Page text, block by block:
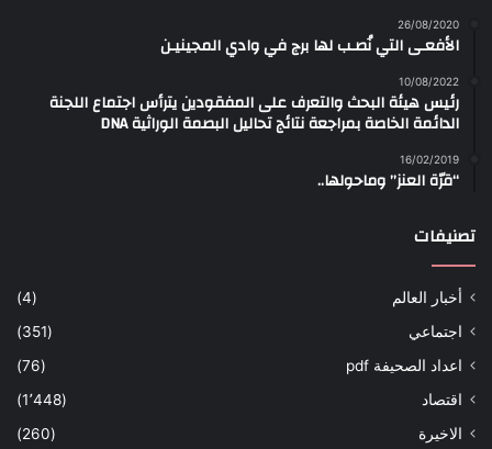
26/08/2020
الأفعـى التي نُصـب لها برج في وادي المجينيـن
10/08/2022
رئيس هيئة البحث والتعرف على المفقودين يترأس اجتماع اللجنة
الدائمة الخاصة بمراجعة نتائج تحاليل البصمة الوراثية DNA
16/02/2019
“قرّة العنز” وماحولها..
تصنيفات
أخبار العالم
(4)
اجتماعي
(351)
اعداد الصحيفة pdf
(76)
اقتصاد
(1٬448)
الاخيرة
(260)